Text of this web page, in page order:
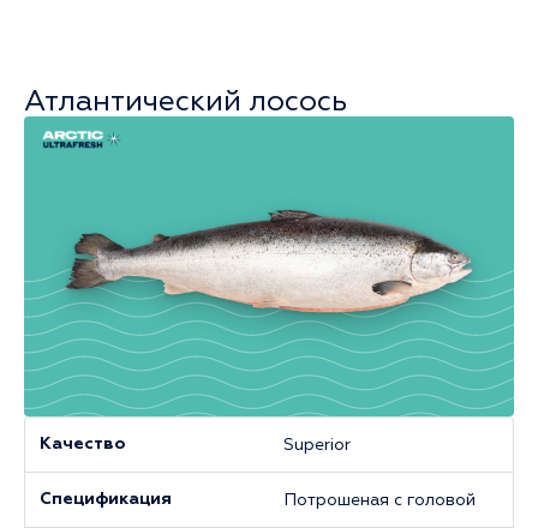
Виды
продукции
Атлантический лосось
Качество Superior
Спецификация Потрошеная с головой